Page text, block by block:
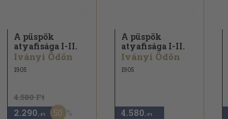
A püspök
atyafisága I-II.
Iványi Ödön
1905
4.580 Ft
2.290 ,-Ft 50
A püspök
atyafisága I-II.
Iványi Ödön
1905
4.580 ,-Ft